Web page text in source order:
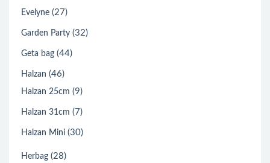
Evelyne (27)
Garden Party (32)
Geta bag (44)
Halzan (46)
Halzan 25cm (9)
Halzan 31cm (7)
Halzan Mini (30)
Herbag (28)